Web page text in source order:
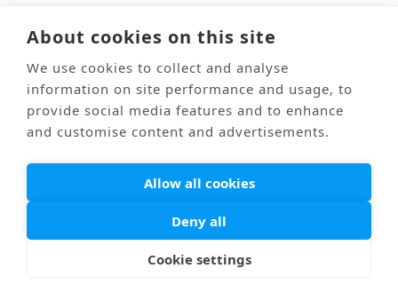
About cookies on this site
We use cookies to collect and analyse
information on site performance and usage, to
provide social media features and to enhance
and customise content and advertisements.
Allow all cookies
Deny all
Cookie settings